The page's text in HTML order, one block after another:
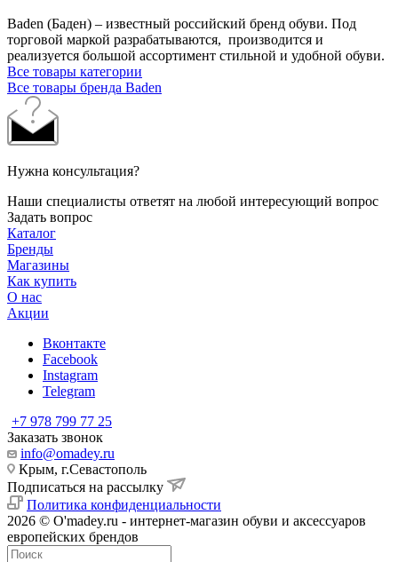
Baden (Баден) – известный российский бренд обуви. Под
торговой маркой разрабатываются, производится и
реализуется большой ассортимент стильной и удобной обуви.
Все товары категории
Все товары бренда Baden
Нужна консультация?
Наши специалисты ответят на любой интересующий вопрос
Задать вопрос
Каталог
Бренды
Магазины
Как купить
О нас
Акции
Вконтакте
Facebook
Instagram
Telegram
+7 978 799 77 25
Заказать звонок
info@omadey.ru
Крым, г.Севастополь
Подписаться на рассылку
Политика конфиденциальности
2026 © O'madey.ru - интернет-магазин обуви и аксессуаров
европейских брендов